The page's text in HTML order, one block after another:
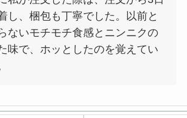
し、梱包も丁寧でした。以前と
ないモチモチ食感とニンニクの
味で、ホッとしたのを覚えてい